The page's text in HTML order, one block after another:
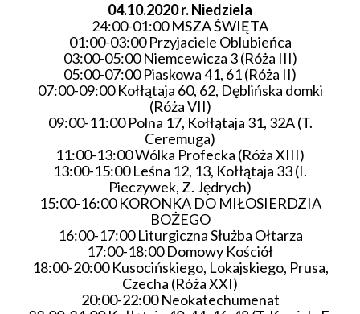
04.10.2020 r.Niedziela
24:00-01:00 MSZA ŚWIĘTA
01:00-03:00 Przyjaciele Oblubieńca
03:00-05:00 Niemcewicza 3 (Róża III)
05:00-07:00 Piaskowa 41, 61 (Róża II)
07:00-09:00 Kołłątaja 60, 62, Dęblińska domki
(Róża VII)
09:00-11:00 Polna 17, Kołłątaja 31, 32A (T.
Ceremuga)
11:00-13:00 Wólka Profecka (Róża XIII)
13:00-15:00 Leśna 12, 13, Kołłątaja 33 (I.
Pieczywek, Z. Jędrych)
15:00-16:00 KORONKA DO MIŁOSIERDZIA
BOŻEGO
16:00-17:00 Liturgiczna Służba Ołtarza
17:00-18:00 Domowy Kościół
18:00-20:00 Kusocińskiego, Lokajskiego, Prusa,
Czecha (Róża XXI)
20:00-22:00 Neokatechumenat